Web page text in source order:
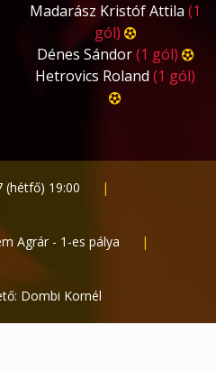
Madarász Kristóf Attila (1
gól)
Dénes Sándor(1 gól)
Hetrovics Roland (1 gól)
(hétfő) 19:00 |
Agrár - 1-es pálya |
Dombi Kornél